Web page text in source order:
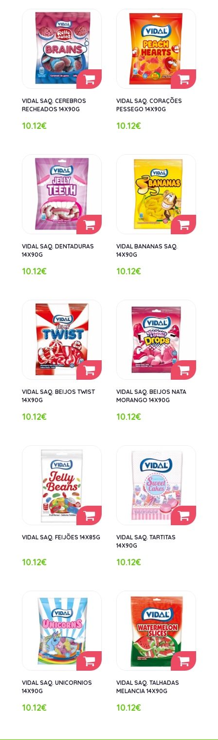
VIDAL SAQ. CEREBROS
RECHEADOS 14X90G
10.12€
VIDAL SAQ. CORAÇÕES
PESSEGO 14X90G
10.12€
VIDAL SAQ. DENTADURAS
14X90G
10.12€
VIDAL BANANAS SAQ.
14X90G
10.12€
VIDAL SAQ. BEIJOS TWIST
14X90G
10.12€
VIDAL SAQ. BEIJOS NATA
MORANGO 14X90G
10.12€
VIDAL SAQ. FEIJÕES 14X85G
10.12€
VIDAL SAQ. TARTITAS
14X90G
10.12€
VIDAL SAQ. UNICORNIOS
14X90G
10.12€
VIDAL SAQ. TALHADAS
MELANCIA 14X90G
10.12€